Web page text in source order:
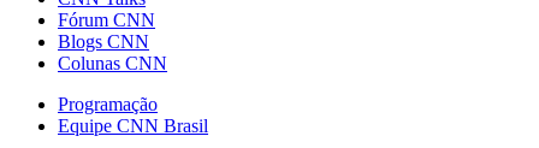
Fórum CNN
Blogs CNN
Colunas CNN
Programação
Equipe CNN Brasil